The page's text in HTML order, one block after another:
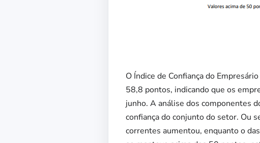
O Índice de Confiança do
58,8 pontos, indicando que os
junho. A análise dos componentes
confiança do conjunto do setor. Ou
correntes aumentou, enquanto o